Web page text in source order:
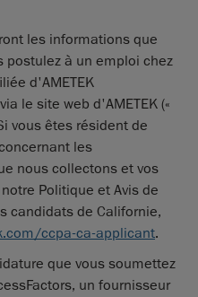
les informations que
postulez à un emploi chez
d'AMETEK
le site web d'AMETEK («
vous êtes résident de
les
nous collectons et vos
Politique et Avis de
candidats de Californie,
ccpa-ca-applicant.
que vous soumettez
un fournisseur